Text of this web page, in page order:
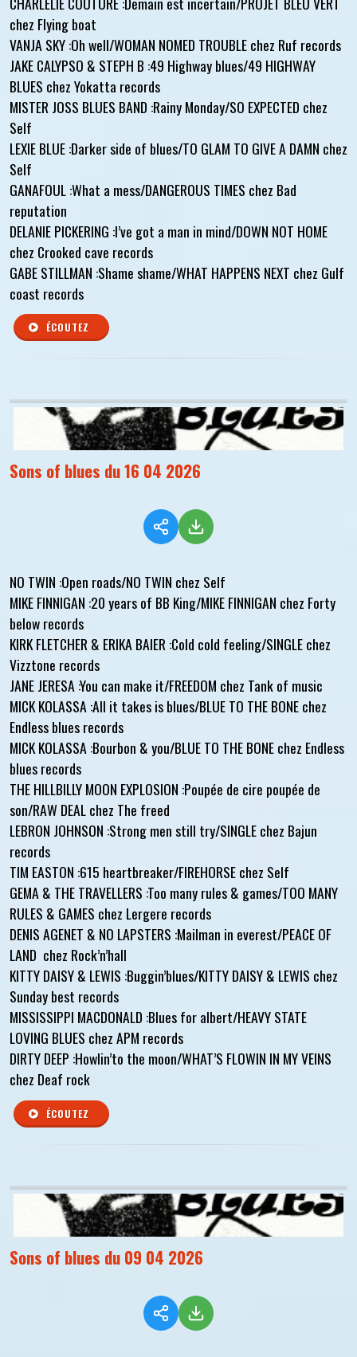
chez Flying boat
VANJA SKY :Oh well/WOMAN NOMED TROUBLE chez Ruf records
JAKE CALYPSO & STEPH B :49 Highway blues/49 HIGHWAY
BLUES chez Yokatta records
MISTER JOSS BLUES BAND :Rainy Monday/SO EXPECTED chez
Self
LEXIE BLUE :Darker side of blues/TO GLAM TO GIVE A DAMN chez
Self
GANAFOUL :What a mess/DANGEROUS TIMES chez Bad
reputation
DELANIE PICKERING :I’ve got a man in mind/DOWN NOT HOME
chez Crooked cave records
GABE STILLMAN :Shame shame/WHAT HAPPENS NEXT chez Gulf
coast records
ÉCOUTEZ
Sons of blues du 16 04 2026
NO TWIN :Open roads/NO TWIN chez Self
MIKE FINNIGAN :20 years of BB King/MIKE FINNIGAN chez Forty
below records
KIRK FLETCHER & ERIKA BAIER :Cold cold feeling/SINGLE chez
Vizztone records
JANE JERESA :You can make it/FREEDOM chez Tank of music
MICK KOLASSA :All it takes is blues/BLUE TO THE BONE chez
Endless blues records
MICK KOLASSA :Bourbon & you/BLUE TO THE BONE chez Endless
blues records
THE HILLBILLY MOON EXPLOSION :Poupée de cire poupée de
son/RAW DEAL chez The freed
LEBRON JOHNSON :Strong men still try/SINGLE chez Bajun
records
TIM EASTON :615 heartbreaker/FIREHORSE chez Self
GEMA & THE TRAVELLERS :Too many rules & games/TOO MANY
RULES & GAMES chez Lergere records
DENIS AGENET & NO LAPSTERS :Mailman in everest/PEACE OF
LAND chez Rock’n’hall
KITTY DAISY & LEWIS :Buggin’blues/KITTY DAISY & LEWIS chez
Sunday best records
MISSISSIPPI MACDONALD :Blues for albert/HEAVY STATE
LOVING BLUES chez APM records
DIRTY DEEP :Howlin’to the moon/WHAT’S FLOWIN IN MY VEINS
chez Deaf rock
ÉCOUTEZ
Sons of blues du 09 04 2026